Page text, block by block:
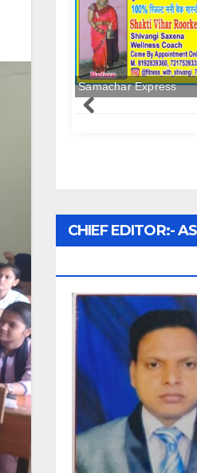
Samachar Express
CHIEF EDITOR:-